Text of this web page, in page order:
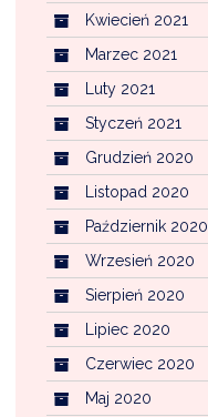
Kwiecień 2021
Marzec 2021
Luty 2021
Styczeń 2021
Grudzień 2020
Listopad 2020
Październik 2020
Wrzesień 2020
Sierpień 2020
Lipiec 2020
Czerwiec 2020
Maj 2020